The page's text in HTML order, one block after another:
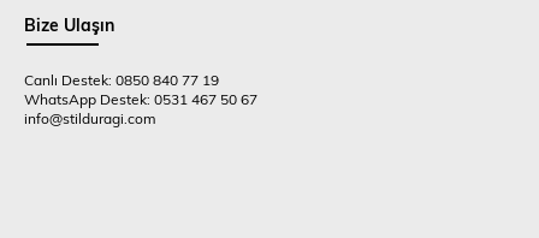
Bize Ulaşın
Canlı Destek: 0850 840 77 19
WhatsApp Destek: 0531 467 50 67
info@stilduragi.com